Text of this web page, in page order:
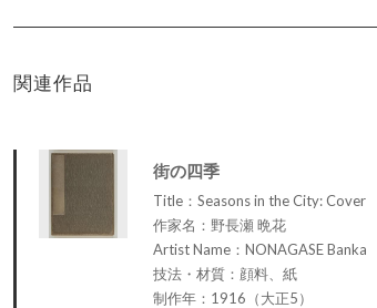
関連作品
街の四季
Title：Seasons in the City: Cover
作家名：野長瀬 晩花
Artist Name：NONAGASE Banka
技法・材質：顔料、紙
制作年：1916（大正5）